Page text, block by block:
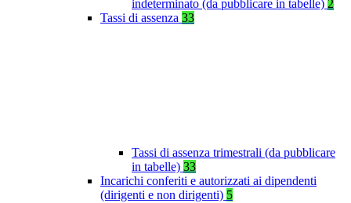
indeterminato (da pubblicare in tabelle) 2
Tassi di assenza 33
Tassi di assenza trimestrali (da pubblicare
in tabelle) 33
Incarichi conferiti e autorizzati ai dipendenti
(dirigenti e non dirigenti) 5